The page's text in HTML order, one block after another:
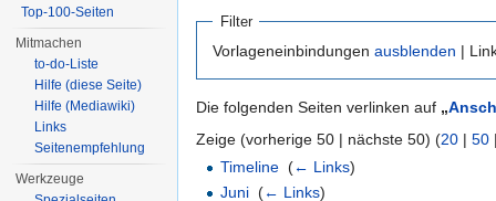
Filter
Vorlageneinbindungen ausblenden |
Die folgenden Seiten verlinken auf „
Zeige (vorherige 50 | nächste 50) (20 | 50
Timeline (← Links)
Juni (← Links)
Top-100-Seiten
Mitmachen
to-do-Liste
Hilfe (diese Seite)
Hilfe (Mediawiki)
Links
Seitenempfehlung
Werkzeuge